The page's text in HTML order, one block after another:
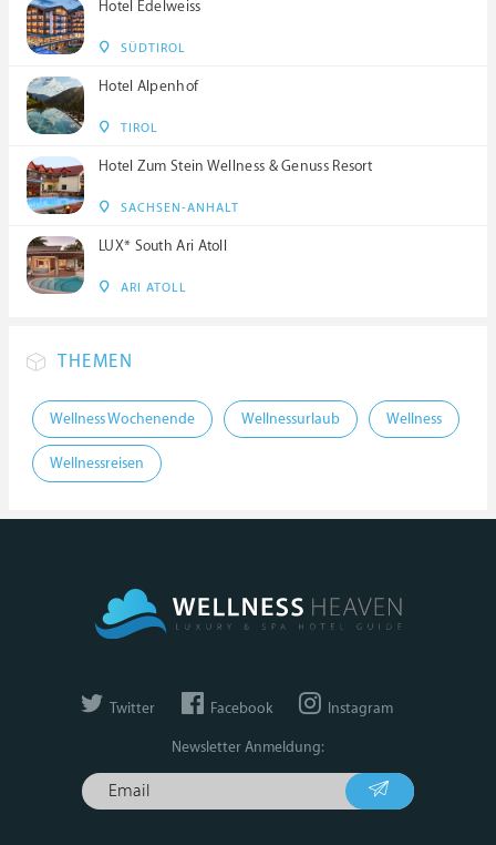
Hotel Edelweiss
SÜDTIROL
Hotel Alpenhof
TIROL
Hotel Zum Stein Wellness & Genuss Resort
SACHSEN-ANHALT
LUX* South Ari Atoll
ARI ATOLL
THEMEN
Wellness Wochenende Wellnessurlaub Wellness
Wellnessreisen
Twitter Facebook Instagram
Newsletter Anmeldung: